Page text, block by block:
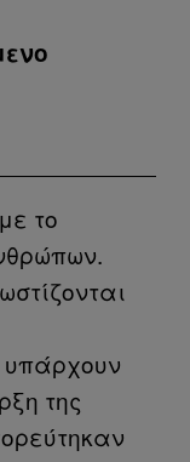
το
υπάρχουν
της